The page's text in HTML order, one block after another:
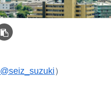
@seiz_suzuki ）